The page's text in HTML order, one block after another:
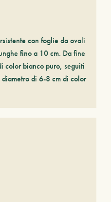
con foglie da ovali
fino a 10 cm. Da fine
color bianco puro, seguiti
di 6-8 cm di color